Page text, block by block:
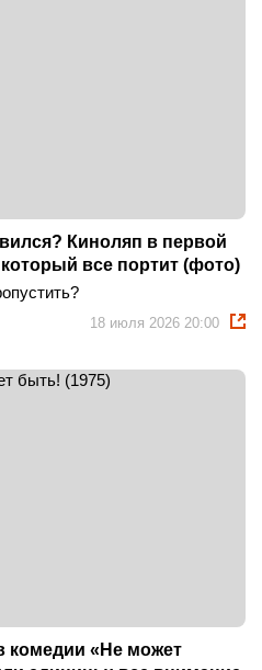
Киноляп в первой
все портит (фото)
18 июля 2026 20:00
комедии «Не может